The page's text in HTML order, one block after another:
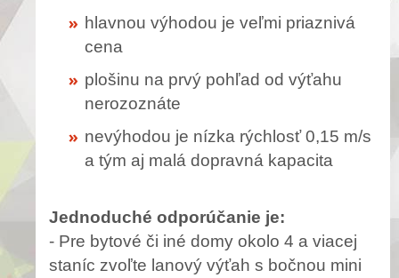
hlavnou výhodou je veľmi priaznivá
cena
plošinu na prvý pohľad od výťahu
nerozoznáte
nevýhodou je nízka rýchlosť 0,15 m/s
a tým aj malá dopravná kapacita
Jednoduché odporúčanie je:
- Pre bytové či iné domy okolo 4 a viacej
staníc zvoľte lanový výťah s bočnou mini